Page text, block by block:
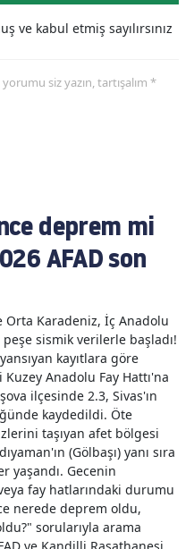
ve kabul etmiş sayılırsınız
siz yazın, tartışalım *
deprem mi
AFAD son
Orta Karadeniz, İç Anadolu
sismik verilerle başladı!
kayıtlara göre
Anadolu Fay Hattı'na
ilçesinde 2.3, Sivas'ın
kaydedildi. Öte
taşıyan afet bölgesi
(Gölbaşı) yanı sıra
yaşandı. Gecenin
fay hatlarındaki durumu
nerede deprem oldu,
sorularıyla arama